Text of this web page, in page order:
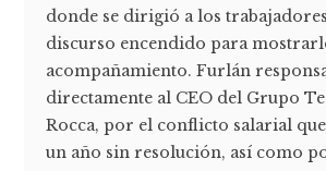
donde se dirigió a los
discurso encendido para
acompañamiento. Furlán
directamente al CEO del Grupo
Rocca, por el conflicto salarial
un año sin resolución, así como